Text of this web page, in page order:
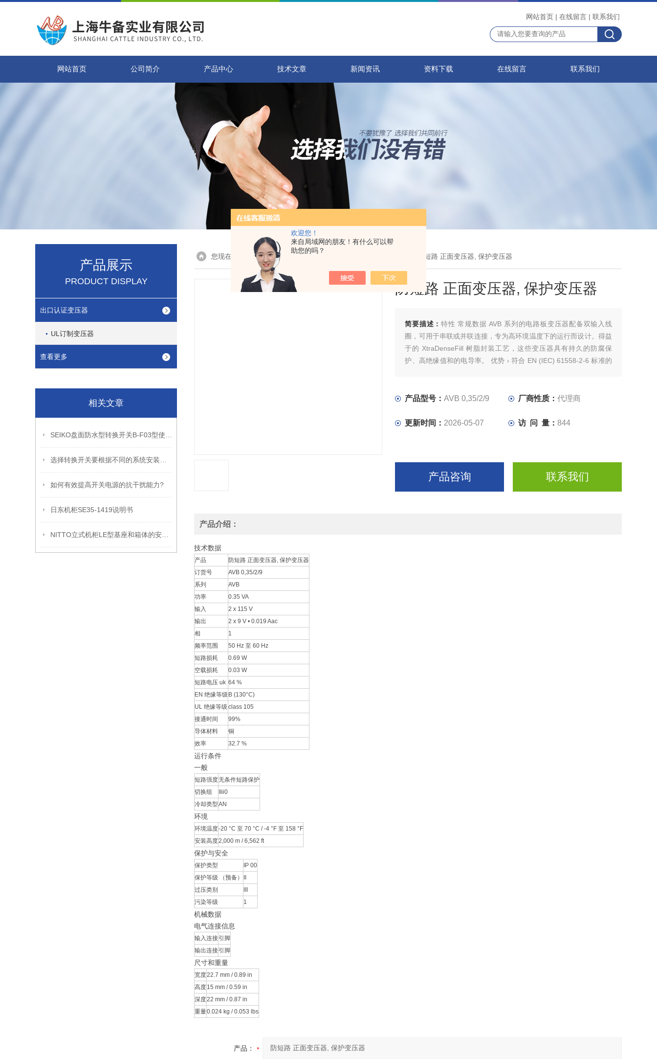
欢迎您！
来自局域网的朋友！有什么可以帮
助您的吗？
网站首页 | 在线留言 | 联系我们
网站首页 公司简介 产品中心 技术文章 新闻资讯 资料下载 在线留言 联系我们
产品展示
PRODUCT DISPLAY
出口认证变压器
UL订制变压器
查看更多
相关文章
如何有效提高开关电源的抗干扰能力?
日东机柜SE35-1419说明书
您现在的位置：首页> 产品展示 > > > AVB 0,35/2/9防短路 正面变压器, 保护变压器
防短路 正面变压器, 保护变压器
简要描述：特性 常规数据 AVB 系列的电路板变压器配备双输入线
圈，可用于串联或并联连接，专为高环境温度下的运行而设计。得益
于的 XtraDenseFill 树脂封装工艺，这些变压器具有持久的防腐保
护、高绝缘值和的电导率。 优势 › 符合 EN (IEC) 61558-2-6 标准的
产品型号：AVB 0,35/2/9 厂商性质：代理商
更新时间： 2026-05-07 访 问 量：844
产品咨询 联系我们
产品介绍：
技术数据
产品
防短路 正面变压器, 保护变压器
订货号
AVB 0,35/2/9
系列
AVB
功率
0.35 VA
输入
2 x 115 V
输出
2 x 9 V • 0.019 Aac
相
1
频率范围
50 Hz 至 60 Hz
短路损耗
0.69 W
空载损耗
0.03 W
短路电压 uk 64 %
EN 绝缘等级 B (130°C)
UL 绝缘等级 class 105
接通时间
99%
导体材料
铜
效率
32.7 %
运行条件
一般
短路强度无条件短路保护
切换组
IIii0
冷却类型AN
环境
环境温度-20 °C 至 70 °C / -4 °F 至 158 °F
安装高度2,000 m / 6,562 ft
保护与安全
保护类型
IP 00
保护等级 （预备）
过压类别
污染等级
1
机械数据
电气连接信息
输入连接引脚
输出连接引脚
尺寸和重量
宽度22.7 mm / 0.89 in
高度15 mm / 0.59 in
深度22 mm / 0.87 in
重量0.024 kg / 0.053 lbs
产品：